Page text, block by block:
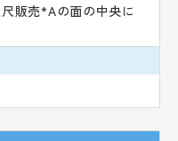
販売*Aの面の中央に